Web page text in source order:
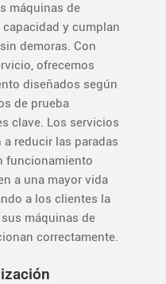
máquinas de
y cumplan
demoras. Con
ofrecemos
diseñados según
de prueba
clave. Los servicios
reducir las paradas
funcionamiento
a una mayor vida
a los clientes la
máquinas de
correctamente.